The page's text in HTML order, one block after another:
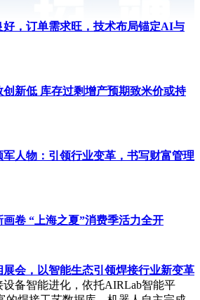
，订单需求旺，技术布局锚定AI与
创新低 库存过剩增产预期致米价或持
人物：引领行业变革，书写财富管理
卷 “上海之夏”消费季活力全开
会，以智能生态引领焊接行业新变革
备智能进化，依托AIRLab智能平